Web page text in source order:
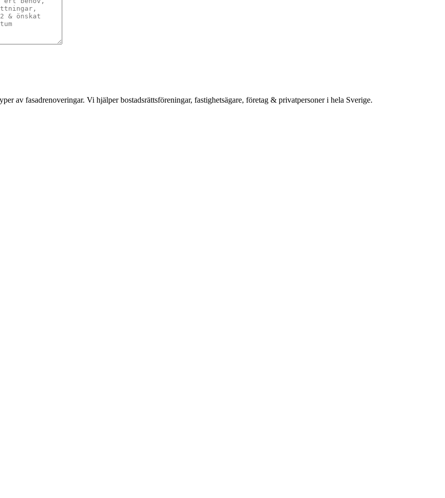
av fasadrenoveringar. Vi hjälper bostadsrättsföreningar, fastighetsägare, företag & privatpersoner i hela Sverige.